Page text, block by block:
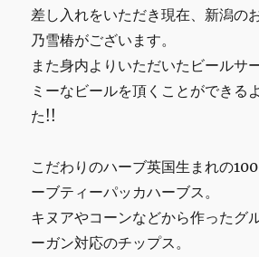
ィ
ブ
点
物
ン
良
に
差し入れをいただき現在、新潟の
乃雪椿がございます。
また身内よりいただいたビールサ
ミーなビールを頂くことができる
た!!
こだわりのハーブ英国生まれの
ーブティーパッカハーブス。
キヌアやコーンなどから作ったグ
ーガン対応のチップス。